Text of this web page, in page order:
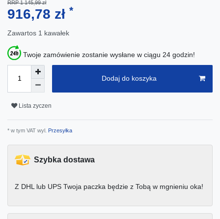
RRP 1 145,99 zł
916,78 zł *
Zawartos 1 kawałek
Twoje zamówienie zostanie wysłane w ciągu 24 godzin!
Dodaj do koszyka
Lista zyczen
* w tym VAT wyl. Przesyłka
Szybka dostawa
Z DHL lub UPS Twoja paczka będzie z Tobą w mgnieniu oka!